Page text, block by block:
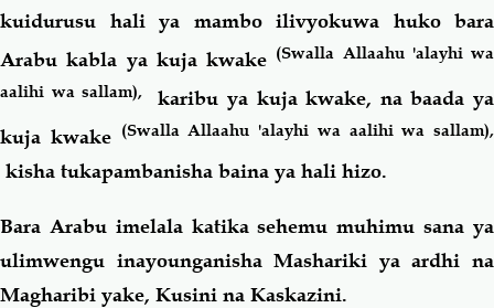
kuidurusu hali ya mambo ilivyokuwa huko bara
Arabu kabla ya kuja kwake (Swalla Allaahu 'alayhi wa
aalihi wa sallam),
karibu ya kuja kwake, na baada ya
kuja kwake (Swalla Allaahu 'alayhi wa aalihi wa sallam),
kisha tukapambanisha baina ya hali hizo.
Bara Arabu imelala katika sehemu muhimu sana ya
ulimwengu inayounganisha Mashariki ya ardhi na
Magharibi yake, Kusini na Kaskazini.